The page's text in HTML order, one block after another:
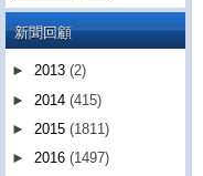
新聞回顧
► 2013 (2)
► 2014 (415)
► 2015 (1811)
► 2016 (1497)